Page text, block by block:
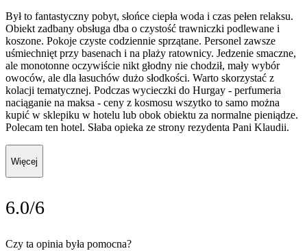
Był to fantastyczny pobyt, słońce ciepła woda i czas pełen relaksu.
Obiekt zadbany obsługa dba o czystość trawniczki podlewane i
koszone. Pokoje czyste codziennie sprzątane. Personel zawsze
uśmiechnięt przy basenach i na plaży ratownicy. Jedzenie smaczne,
ale monotonne oczywiście nikt głodny nie chodził, mały wybór
owoców, ale dla łasuchów dużo słodkości. Warto skorzystać z
kolacji tematycznej. Podczas wycieczki do Hurgay - perfumeria
naciąganie na maksa - ceny z kosmosu wszytko to samo można
kupić w sklepiku w hotelu lub obok obiektu za normalne pieniądze.
Polecam ten hotel. Słaba opieka ze strony rezydenta Pani Klaudii.
Więcej
6.0/6
Czy ta opinia była pomocna?